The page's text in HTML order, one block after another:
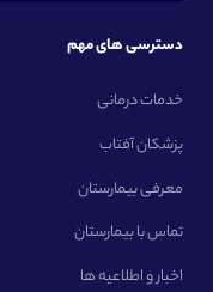
دسترسی های مهم
خدمات درمانی
پزشکان آفتاب
معرفی بیمارستان
تماس با بیمارستان
اخبار و اطلاعیه ها